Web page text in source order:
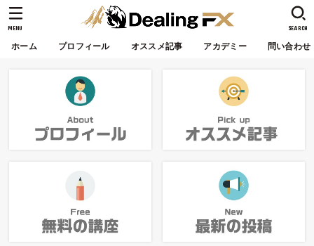
ホーム プロフィール オススメ記事 アカデミー 問い合わせ
SEARCH
MENU